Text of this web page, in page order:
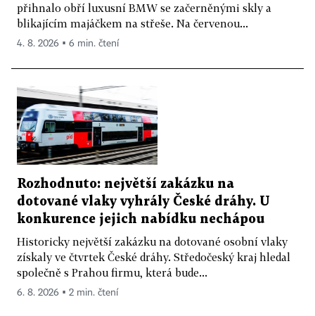
přihnalo obří luxusní BMW se začerněnými skly a
blikajícím majáčkem na střeše. Na červenou...
4. 8. 2026 ▪ 6 min. čtení
Rozhodnuto: největší zakázku na
dotované vlaky vyhrály České dráhy. U
konkurence jejich nabídku nechápou
Historicky největší zakázku na dotované osobní vlaky
získaly ve čtvrtek České dráhy. Středočeský kraj hledal
společně s Prahou firmu, která bude...
6. 8. 2026 ▪ 2 min. čtení